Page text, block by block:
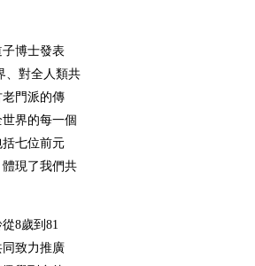
博士發表
、對全人類共
門派的傳
界的每一個
七位前元
現了我們共
8歲到 81
致力推廣